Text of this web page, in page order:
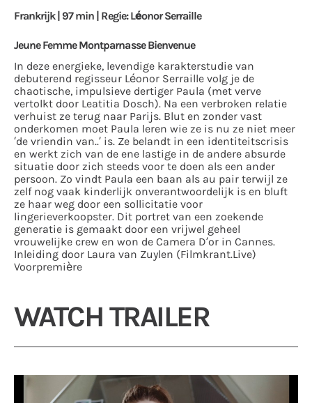
Frankrijk | 97 min | Regie: Léonor Serraille
Jeune FemmeMontparnasse Bienvenue
In deze energieke, levendige karakterstudie van
debuterend regisseur Léonor Serraille volg je de
chaotische, impulsieve dertiger Paula (met verve
vertolkt door Leatitia Dosch). Na een verbroken relatie
verhuist ze terug naar Parijs. Blut en zonder vast
onderkomen moet Paula leren wie ze is nu ze niet meer
‘de vriendin van..’ is. Ze belandt in een identiteitscrisis
en werkt zich van de ene lastige in de andere absurde
situatie door zich steeds voor te doen als een ander
persoon. Zo vindt Paula een baan als au pair terwijl ze
zelf nog vaak kinderlijk onverantwoordelijk is en bluft
ze haar weg door een sollicitatie voor
lingerieverkoopster. Dit portret van een zoekende
generatie is gemaakt door een vrijwel geheel
vrouwelijke crew en won de Camera D’or in Cannes.
Inleiding door Laura van Zuylen (Filmkrant.Live)
Voorpremière
WATCH TRAILER